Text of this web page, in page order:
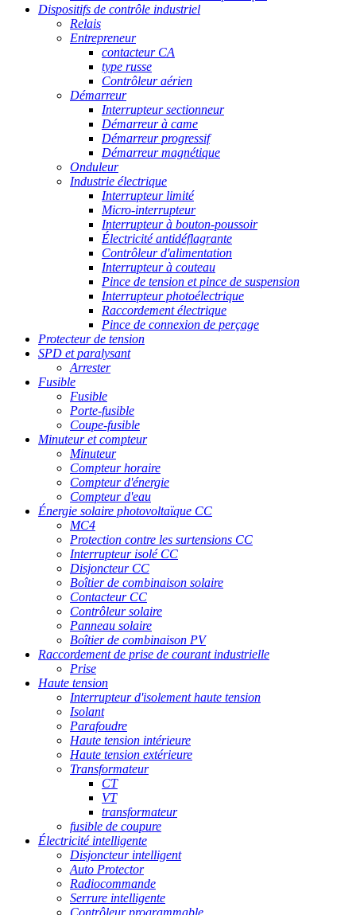
Dispositifs de contrôle industriel
Relais
Entrepreneur
contacteur CA
type russe
Contrôleur aérien
Démarreur
Interrupteur sectionneur
Démarreur à came
Démarreur progressif
Démarreur magnétique
Onduleur
Industrie électrique
Interrupteur limité
Micro-interrupteur
Interrupteur à bouton-poussoir
Électricité antidéflagrante
Contrôleur d'alimentation
Interrupteur à couteau
Pince de tension et pince de suspension
Interrupteur photoélectrique
Raccordement électrique
Pince de connexion de perçage
Protecteur de tension
SPD et paralysant
Arrester
Fusible
Fusible
Porte-fusible
Coupe-fusible
Minuteur et compteur
Minuteur
Compteur horaire
Compteur d'énergie
Compteur d'eau
Énergie solaire photovoltaïque CC
MC4
Protection contre les surtensions CC
Interrupteur isolé CC
Disjoncteur CC
Boîtier de combinaison solaire
Contacteur CC
Contrôleur solaire
Panneau solaire
Boîtier de combinaison PV
Raccordement de prise de courant industrielle
Prise
Haute tension
Interrupteur d'isolement haute tension
Isolant
Parafoudre
Haute tension intérieure
Haute tension extérieure
Transformateur
CT
VT
transformateur
fusible de coupure
Électricité intelligente
Disjoncteur intelligent
Auto Protector
Radiocommande
Serrure intelligente